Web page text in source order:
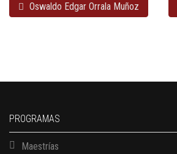
Oswaldo Edgar Orrala Muñoz
PROGRAMAS
Maestrías